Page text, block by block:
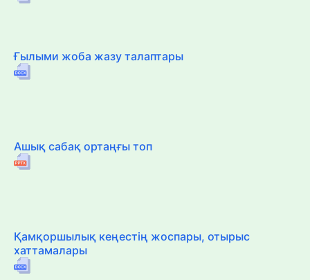
Ғылыми жоба жазу талаптары
Ашық сабақ ортаңғы топ
Қамқоршылық кеңестің жоспары, отырыс
хаттамалары